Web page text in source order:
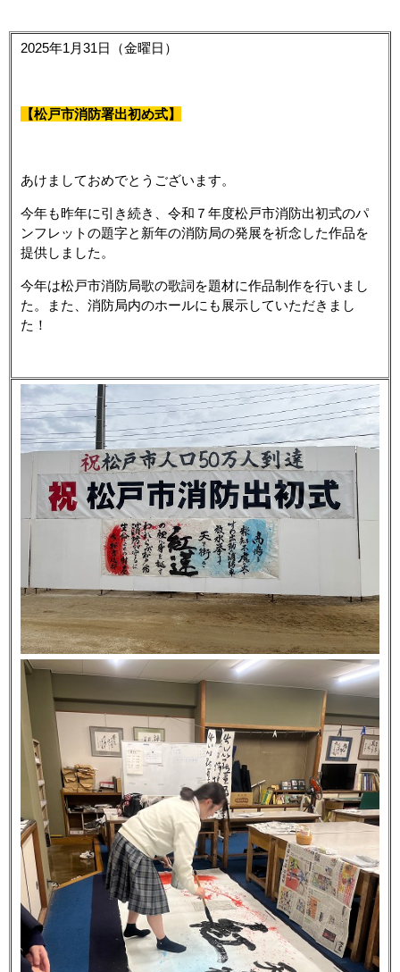
2025年1月31日（金曜日）
【松戸市消防署出初め式】
あけましておめでとうございます。
今年も昨年に引き続き、令和７年度松戸市消防出初式のパ
ンフレットの題字と新年の消防局の発展を祈念した作品を
提供しました。
今年は松戸市消防局歌の歌詞を題材に作品制作を行いまし
た。また、消防局内のホールにも展示していただきまし
た！